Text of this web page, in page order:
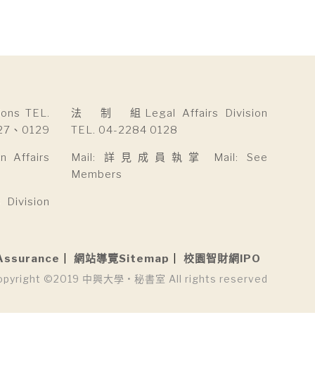
TEL.
、0129
Affairs
法 制 組Legal Affairs Division
TEL. 04-2284 0128
Mail: 詳見成員執掌 Mail: See
Members
網站導覽Sitemap 校園智財網IPO
©2019 中興大學 • 秘書室 All rights reserved